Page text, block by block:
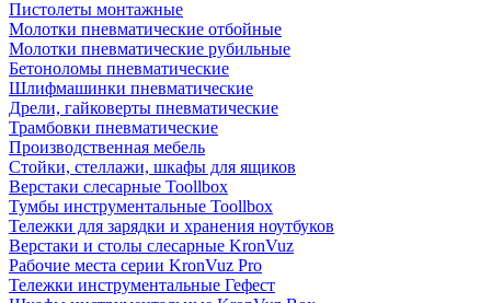
Пистолеты монтажные
Молотки пневматические отбойные
Молотки пневматические рубильные
Бетоноломы пневматические
Шлифмашинки пневматические
Дрели, гайковерты пневматические
Трамбовки пневматические
Производственная мебель
Стойки, стеллажи, шкафы для ящиков
Верстаки слесарные Toollbox
Тумбы инструментальные Toollbox
Тележки для зарядки и хранения ноутбуков
Верстаки и столы слесарные KronVuz
Рабочие места серии KronVuz Pro
Тележки инструментальные Гефест